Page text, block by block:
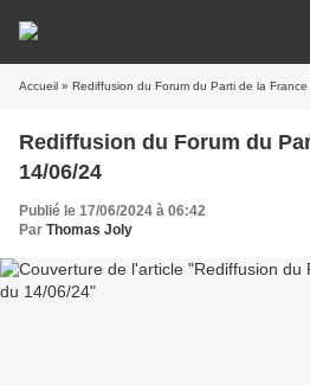
Accueil » Rediffusion du Forum du Parti de la
Rediffusion du Forum du
14/06/24
Publié le 17/06/2024 à 06:42
Par Thomas Joly